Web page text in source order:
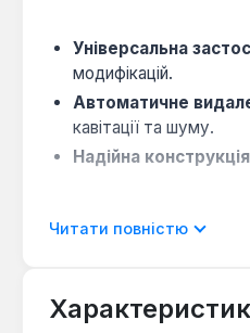
Універсальна
модифікацій.
Автоматичне
кавітації та шуму.
Надійна
майстрів або сервісних
Читати повністю